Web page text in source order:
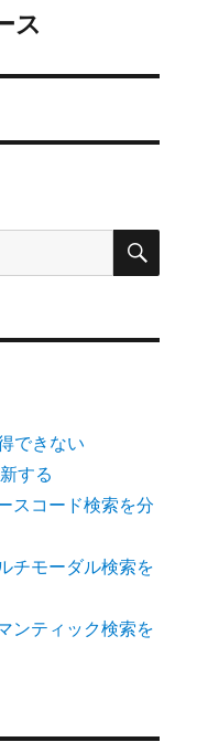
ス
検
できない
する
スコード検索を分
チモーダル検索を
ンティック検索を